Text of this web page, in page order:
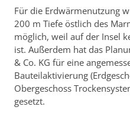
Für die Erdwärmenutzung
200 m Tiefe östlich des
möglich, weil auf der Insel
ist. Außerdem hat das
& Co. KG für eine
Bauteilaktivierung
Obergeschoss
gesetzt.